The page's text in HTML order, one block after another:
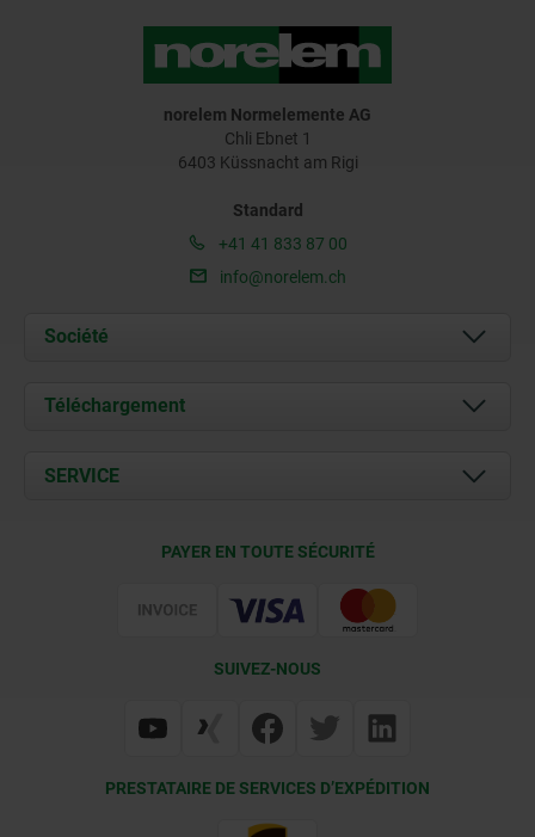
norelem Normelemente AG
Chli Ebnet 1
6403 Küssnacht am Rigi
Standard
+41 41 833 87 00
info@norelem.ch
Société
À propos de nous
Contact
Téléchargement
Documents
SERVICE
PAYER EN TOUTE SÉCURITÉ
SUIVEZ-NOUS
PRESTATAIRE DE SERVICES D’EXPÉDITION